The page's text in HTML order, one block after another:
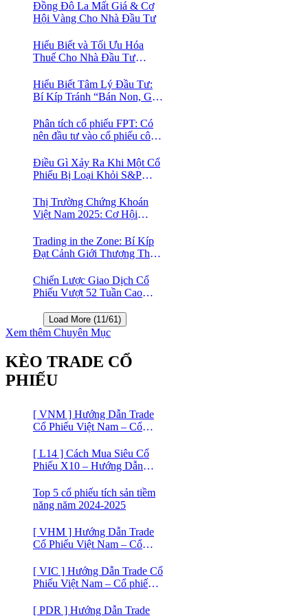
Đồng Đô La Mất Giá & Cơ
Hội Vàng Cho Nhà Đầu Tư
Hiểu Biết và Tối Ưu Hóa
Thuế Cho Nhà Đầu Tư
Hiểu Biết Tâm Lý Đầu Tư:
Bí Kíp Tránh “Bán Non, Giữ
Thị Trường Chứng Khoán
Phân tích cổ phiếu FPT: Có
nên đầu tư vào cổ phiếu công
Điều Gì Xảy Ra Khi Một Cổ
Phiếu Bị Loại Khỏi S&P
Thị Trường Chứng Khoán
Việt Nam 2025: Cơ Hội
Index 🤑
Trading in the Zone: Bí Kíp
Đạt Cảnh Giới Thượng Thừa
Chiến Lược Giao Dịch Cổ
Phiếu Vượt 52 Tuần Cao
Screener
Load More (11/61)
Xem thêm Chuyên Mục
KÈO TRADE CỔ
PHIẾU
[ VNM ] Hướng Dẫn Trade
Cổ Phiếu Việt Nam – Cổ
[ L14 ] Cách Mua Siêu Cổ
Phiếu X10 – Hướng Dẫn
Cổ phiếu BĐS Licogi 14
Top 5 cổ phiếu tích sản tiềm
năng năm 2024-2025
[ VHM ] Hướng Dẫn Trade
Cổ Phiếu Việt Nam – Cổ
[ VIC ] Hướng Dẫn Trade Cổ
Phiếu Việt Nam – Cổ phiếu
[ PDR ] Hướng Dẫn Trade